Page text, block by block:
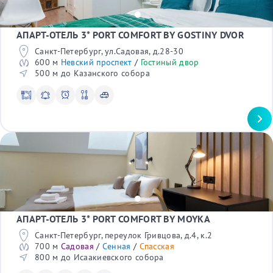
АПАРТ-ОТЕЛЬ 3* PORT COMFORT BY GOSTINY DVOR
Санкт-Петербург, ул.Садовая, д.28-30
600 м Невский проспект / Гостиный двор
500 м до Казанского собора
АПАРТ-ОТЕЛЬ 3* PORT COMFORT BY MOYKA
Санкт-Петербург, переулок Гривцова, д.4, к.2
700 м Садовая / Сенная / Спасская
800 м до Исаакиевского собора
Крейсер Аврора
Лофт Проект Этажи
Океанариум
Планетарий №1
Театр юных зрителей
Стадион Петровский
Диво остров
Елагин остров
СК Юбилейный
ЛДМ Театр
Дорец бракосочетания
Сад Дужбы (Сакура)
Спасо-Преображенский собор
Лиговский проспект
Канал Грибоедова
Джона Леннона
Большая Морская
Синопская набережная
Каменноостровский проспект
Большой проспект
Мест в номере
1
С детьми
Да
Командировка
Трансфер
Да
В отеле
Wi-Fi
Телевизор
Сейф*